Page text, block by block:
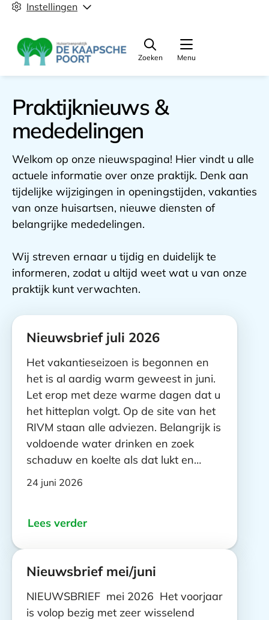
Instellingen
Menu
Zoeken
Praktijknieuws &
mededelingen
Welkom op onze nieuwspagina! Hier vindt u alle
actuele informatie over onze praktijk. Denk aan
tijdelijke wijzigingen in openingstijden, vakanties
van onze huisartsen, nieuwe diensten of
belangrijke mededelingen.
Wij streven ernaar u tijdig en duidelijk te
informeren, zodat u altijd weet wat u van onze
praktijk kunt verwachten.
Nieuws
berichten
Nieuwsbrief juli 2026
24 juni 2026
Het vakantieseizoen is begonnen en
het is al aardig warm geweest in juni.
Let erop met deze warme dagen dat u
het hitteplan volgt. Op de site van het
RIVM staan alle adviezen. Belangrijk is
voldoende water drinken en zoek
schaduw en koelte als dat lukt en…
Lees verder
Nieuwsbrief mei/juni
NIEUWSBRIEF mei 2026 Het voorjaar
is volop bezig met zeer wisselend